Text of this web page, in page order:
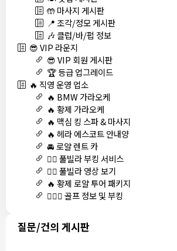
🤲 마사지 게시판
📍 조각/정모 게시판
🎶 클럽/바/펍 정보
😎 VIP 라운지
😎 VIP 회원 게시판
🏆 등급 업그레이드
🔥 직영 운영 업소
🔥 BMW 가라오케
🔥 황제 가라오케
🔥 맥심 킹 스파 & 마사지
🔥 헤라 에스코트 안내양
🚘 로얄 렌트 카
🏊‍♀️ 풀빌라 부킹 서비스
🏊‍♀️ 풀빌라 영상 보기
🔥 황제 로얄 투어 패키지
🏌🏻‍♂️ 골프 정보 및 부킹
질문/건의 게시판